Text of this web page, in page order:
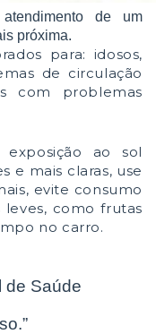
de um
próxima.
para: idosos,
de circulação
com problemas
exposição ao sol
e mais claras, use
evite consumo
como frutas
no carro.
de Saúde